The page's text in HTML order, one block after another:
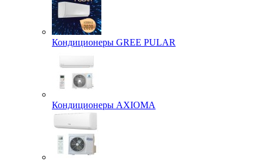
Кондиционеры GREE PULAR
Кондиционеры AXIOMA